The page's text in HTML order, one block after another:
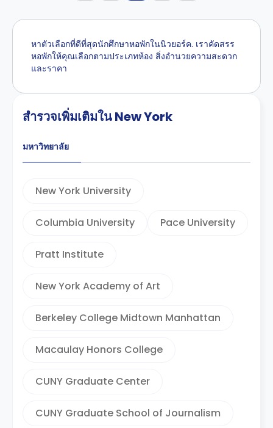
หาตัวเลือกที่ดีที่สุดนักศึกษาหอพักในนิวยอร์ค. เราคัดสรร
หอพักให้คุณเลือกตามประเภทห้อง สิ่งอำนวยความสะดวก
และราคา
สำรวจเพิ่มเติมใน New York
มหาวิทยาลัย
New York University
Columbia University Pace University
Pratt Institute
New York Academy of Art
Berkeley College Midtown Manhattan
Macaulay Honors College
CUNY Graduate Center
CUNY Graduate School of Journalism